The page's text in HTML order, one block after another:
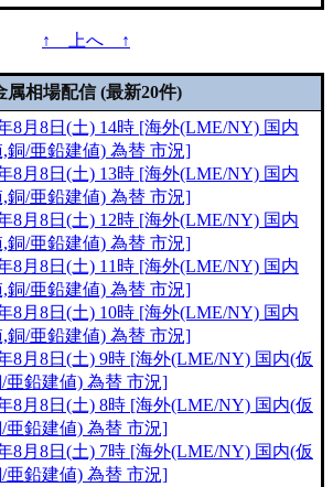
↑ 上へ ↑
属相場配信 (最新20件)
8月8日(土) 14時 [海外(LME/NY) 国内
銅/亜鉛建値) 為替 市況]
8月8日(土) 13時 [海外(LME/NY) 国内
銅/亜鉛建値) 為替 市況]
8月8日(土) 12時 [海外(LME/NY) 国内
銅/亜鉛建値) 為替 市況]
8月8日(土) 11時 [海外(LME/NY) 国内
銅/亜鉛建値) 為替 市況]
8月8日(土) 10時 [海外(LME/NY) 国内
銅/亜鉛建値) 為替 市況]
8月8日(土) 9時 [海外(LME/NY) 国内(仮
亜鉛建値) 為替 市況]
8月8日(土) 8時 [海外(LME/NY) 国内(仮
亜鉛建値) 為替 市況]
8月8日(土) 7時 [海外(LME/NY) 国内(仮
亜鉛建値) 為替 市況]